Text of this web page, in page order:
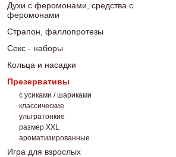
Духи с феромонами, средства с
феромонами
Страпон, фаллопротезы
Секс - наборы
Кольца и насадки
Презервативы
с усиками / шариками
классические
ультратонкие
размер XXL
ароматизированные
Игра для взрослых